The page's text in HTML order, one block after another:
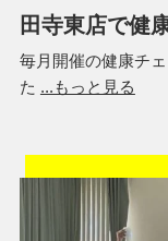
田寺東店で健
毎月開催の健康チ
た ...もっと見る